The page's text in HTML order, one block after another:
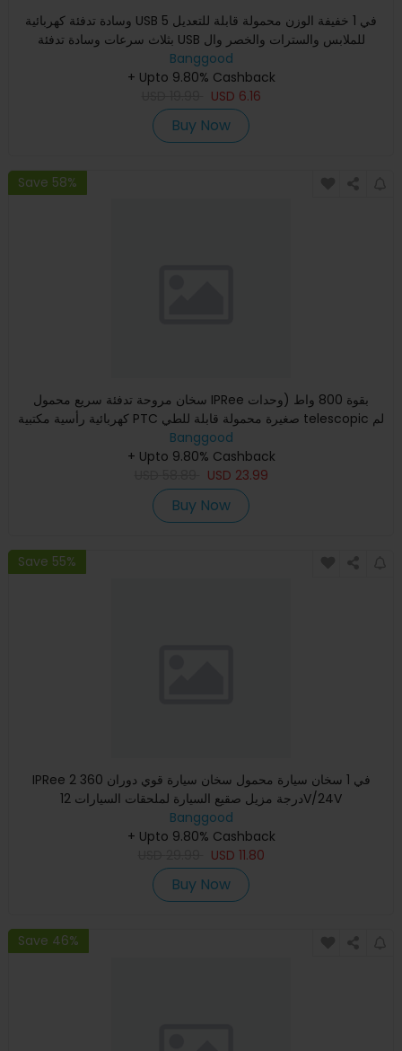
وسادة تدفئة كهربائية USB 5 في 1 خفيفة الوزن محمولة قابلة للتعديل
بثلاث سرعات وسادة تدفئة USB للملابس والسترات والخصر وال
Banggood
+ Upto 9.80% Cashback
USD 6.16
Buy Now
Save 58%
سخان مروحة تدفئة سريع محمول IPRee بقوة 800 واط (وحدات
كهربائية رأسية مكتبية PTC صغيرة محمولة قابلة للطي telescopic لم
吹 ه
Banggood
+ Upto 9.80% Cashback
USD 23.99
Buy Now
Save 55%
IPRee 2 في 1 سخان سيارة محمول سخان سيارة قوي دوران 360
درجة مزيل صقيع السيارة لملحقات السيارات 12V/24V
Banggood
+ Upto 9.80% Cashback
USD 11.80
Buy Now
Save 46%